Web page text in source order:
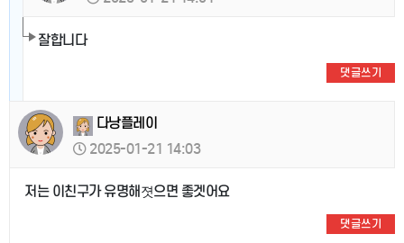
잘합니다
댓글쓰기
다낭플레이
2025-01-21 14:03
저는 이친구가 유명해졋으면 좋겟어요
댓글쓰기